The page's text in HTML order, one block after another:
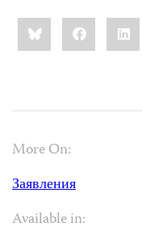
Share
this:BlueskyFacebook
More On:
Заявления
Available in: